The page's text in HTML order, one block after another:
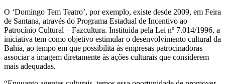
O ‘Domingo Tem Teatro’, por exemplo, existe desde 2009, em Feira
de Santana, através do Programa Estadual de Incentivo ao
Patrocínio Cultural – Fazcultura. Instituída pela Lei nº 7.014/1996, a
iniciativa tem como objetivo estimular o desenvolvimento cultural da
Bahia, ao tempo em que possibilita às empresas patrocinadoras
associar a imagem diretamente às ações culturais que considerem
mais adequadas.